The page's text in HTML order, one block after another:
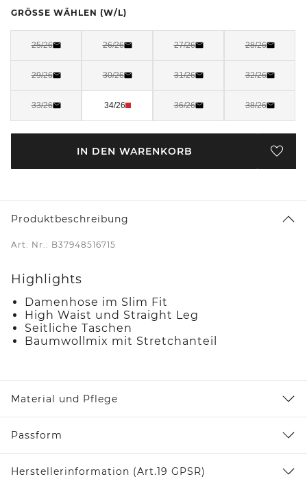
GRÖSSE WÄHLEN (W/L)
25/26 26/26 27/26 28/26
29/26 30/26 31/26 32/26
33/26 34/26 36/26 38/26
IN DEN WARENKORB
Produktbeschreibung
Art. Nr.: B37948516715
Highlights
Damenhose im Slim Fit
High Waist und Straight Leg
Seitliche Taschen
Baumwollmix mit Stretchanteil
Material und Pflege
Passform
Herstellerinformation (Art.19 GPSR)